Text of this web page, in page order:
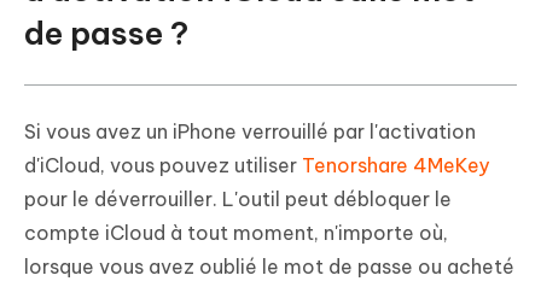
de passe ?
Si vous avez un iPhone verrouillé par l'activation
d'iCloud, vous pouvez utiliser Tenorshare 4MeKey
pour le déverrouiller. L'outil peut débloquer le
compte iCloud à tout moment, n'importe où,
lorsque vous avez oublié le mot de passe ou acheté